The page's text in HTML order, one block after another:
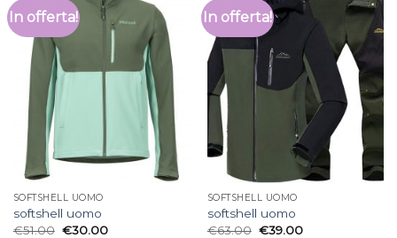
In offerta!
SOFTSHELL UOMO
softshell uomo
€51.00 €30.00
In offerta!
SOFTSHELL UOMO
softshell uomo
€63.00 €39.00